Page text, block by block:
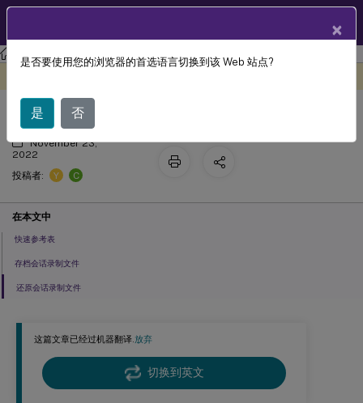
Session Recording Session Recording 2204
这篇文章已经过机器翻译.放弃
切换到英文
管理录制文件
November 23,
2022
投稿者:
Y C
在本文中
快速参考表
存档会话录制文件
还原会话录制文件
×
是否要使用您的浏览器的首选语言切换到该 Web 站点?
是 否